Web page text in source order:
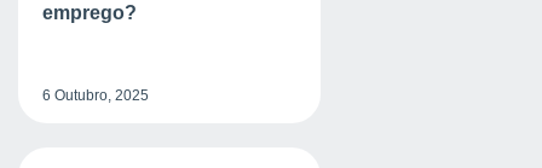
6 Outubro, 2025
emprego?